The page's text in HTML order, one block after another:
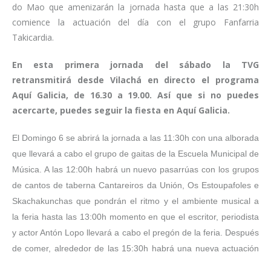
do Mao que amenizarán la jornada hasta que a las 21:30h
comience la actuación del día con el grupo Fanfarria
Takicardia.
En esta primera jornada del sábado la TVG
retransmitirá desde Vilachá en directo el programa
Aquí Galicia, de 16.30 a 19.00. Así que si no puedes
acercarte, puedes seguir la fiesta en Aquí Galicia.
El Domingo 6 se abrirá la jornada a las 11:30h con una alborada
que llevará a cabo el grupo de gaitas de la Escuela Municipal de
Música. A las 12:00h habrá un nuevo pasarrúas con los grupos
de cantos de taberna Cantareiros da Unión, Os Estoupafoles e
Skachakunchas que pondrán el ritmo y el ambiente musical a
la feria hasta las 13:00h momento en que el escritor, periodista
y actor Antón Lopo llevará a cabo el pregón de la feria. Después
de comer, alrededor de las 15:30h habrá una nueva actuación